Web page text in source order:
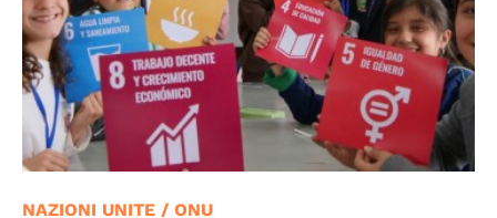
NAZIONI UNITE / ONU